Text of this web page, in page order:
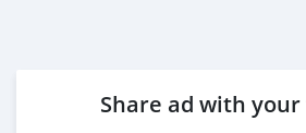
Share ad with